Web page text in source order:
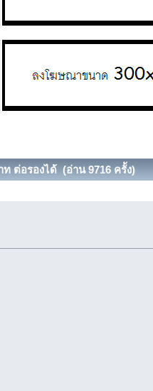
ท ต่อรองได้ (อ่าน 9716 ครั้ง)